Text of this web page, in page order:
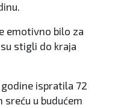
emotivno bilo za
stigli do kraja
ispratila 72
u budućem